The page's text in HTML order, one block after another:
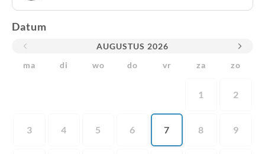
Datum
AUGUSTUS 2026
ma
di wo do vr za zo
1 2
3 4 5 6 7 8 9